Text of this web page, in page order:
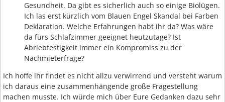
Gesundheit. Da gibt es sicherlich auch so einige Biolügen.
Ich las erst kürzlich vom Blauen Engel Skandal bei Farben
Deklaration. Welche Erfahrungen habt ihr da? Was wäre
da fürs Schlafzimmer geeignet heutzutage? Ist
Abriebfestigkeit immer ein Kompromiss zu der
Nachmieterfrage?
Ich hoffe ihr findet es nicht allzu verwirrend und versteht warum
ich daraus eine zusammenhängende große Fragestellung
machen musste. Ich würde mich über Eure Gedanken dazu sehr